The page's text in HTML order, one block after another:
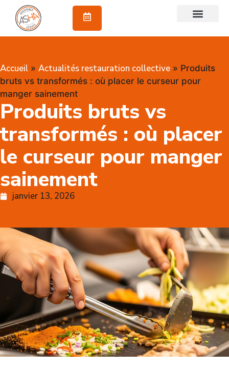
Accueil » Actualités restauration collective » Produits
bruts vs transformés : où placer le curseur pour
manger sainement
Produits bruts vs
transformés : où placer
le curseur pour manger
sainement
janvier 13, 2026